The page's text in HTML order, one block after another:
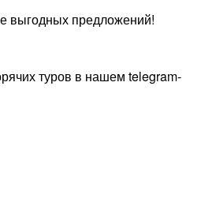
выгодных предложений!
туров в нашем telegram-